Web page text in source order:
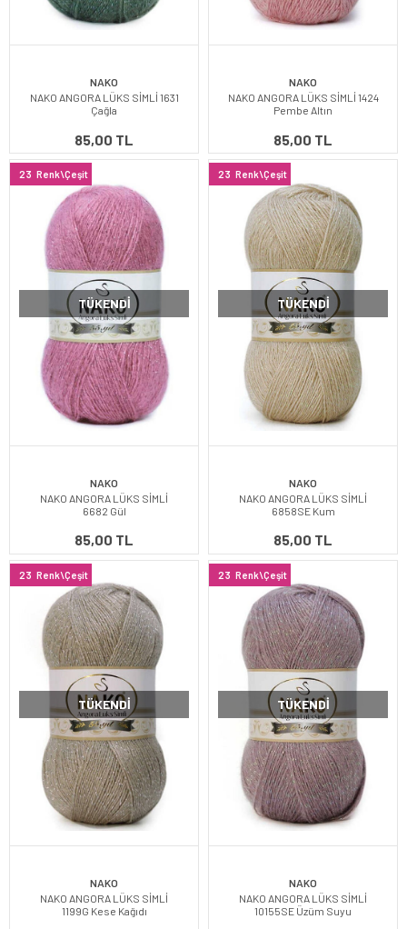
NAKO
NAKO ANGORA LÜKS SİMLİ 1631
Çağla
85,00 TL
NAKO
NAKO ANGORA LÜKS SİMLİ 1424
Pembe Altın
85,00 TL
23 Renk\Çeşit
TÜKENDI
NAKO
NAKO ANGORA LÜKS SİMLİ
6682 Gül
85,00 TL
23 Renk\Çeşit
TÜKENDI
NAKO
NAKO ANGORA LÜKS SİMLİ
6858SE Kum
85,00 TL
23 Renk\Çeşit
TÜKENDI
NAKO
NAKO ANGORA LÜKS SİMLİ
1199G Kese Kağıdı
23 Renk\Çeşit
TÜKENDI
NAKO
NAKO ANGORA LÜKS SİMLİ
10155SE Üzüm Suyu